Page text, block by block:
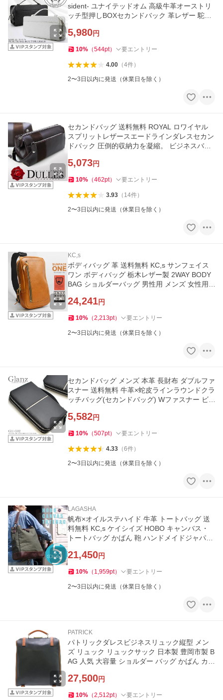
sident- ユナイテッドオム 高級牛革オーストリ
ッチ型押しBOXセカンドバック 革レザー 駝鳥
5,980円
10% （544pt） 要エントリー
4.00（4件）
2〜3日以内に発送（休業日を除く）
セカンドバッグ 送料無料 ROYAL ロワイヤル
スプリットレザースエードラインダレスセカン
ドバック 圧倒的収納力を凝縮。 ビジネスバッ
5,073円
10% （462pt） 要エントリー
3.93（ 14件）
2〜3日以内に発送（休業日を除く）
KC,s
ボディバッグ 革 送料無料 KC,s サンフェイス
ワン ボディバッグ 栃木レザー製 2WAY BODY
BAG ショルダーバッグ 男性用 メンズ 女性用
24,241円
10% （2,213pt） 要エントリー
2〜3日以内に発送（休業日を除く）
セカンドバッグ メンズ 本革 長財布 ダブルファ
スナー 送料無料 牛革×蛇皮ラインラウンドクラ
ッチバッグ(セカンドバッグ) Wファスナー ビ
5,582円
10% （507pt） 要エントリー
4.33（6件）
2〜3日以内に発送（休業日を除く）
LAGASHA
帆布×オイルステハイド 牛革 トートバッグ 送
料無料 KC,s ケイシイズ HOBO キャンバス・
トートバッグ かばん 鞄 ハンドメイドジャパン
21,450円
10% （ 1,959pt） 要エントリー
2〜3日以内に発送（休業日を除く）
PATRICK
パトリックダレスビジネスリュック縦型 メン
ズ リュック リュックサック 日本製 豊岡市製 B
AG 人気 大容量 ショルダー バッグ かばん カバ
27,500円
10% （2,512pt） 要エントリー